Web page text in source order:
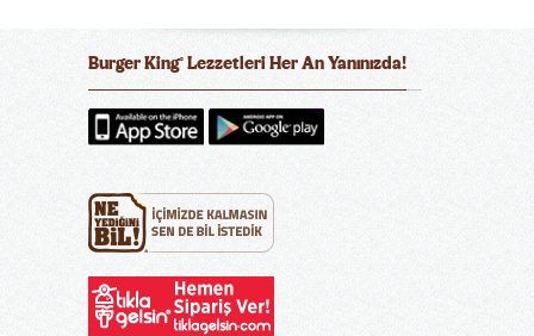
Burger King® Lezzetleri Her An Yanınızda!